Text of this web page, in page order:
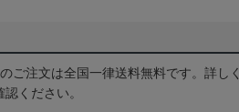
ご注文は全国一律送料無料です。詳しく
認ください。